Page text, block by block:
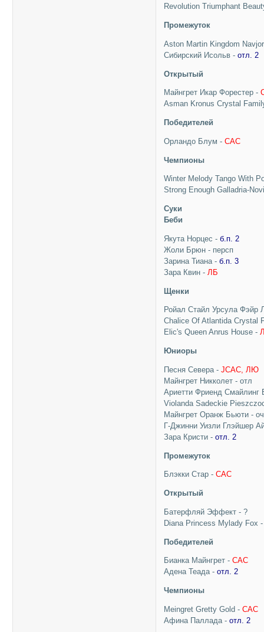
Revolution Triumphant
Промежуток
Aston Martin Kingdom
Сибирский Исольв -отл. 2
Открытый
Майнгрет Икар Форестер -
Asman Kronus Crystal
Победителей
Орландо Блум -CAC
Чемпионы
Winter Melody Tango With
Strong Enough Galladria-
Суки
Беби
Якута Норцес -б.п. 2
Жоли Брюн - персп
Зарина Тиана -б.п. 3
Зара Квин - ЛБ
Щенки
Ройал Стайл Урсула Фэйр
Chalice Of Atlantida Crystal
Elic's Queen Anrus House -
Юниоры
Песня Севера -JCAC, ЛЮ
Майнгрет Никколет - отл
Ариетти Фриенд Смайлинг
Violanda Sadeckie
Майнгрет Оранж Бьюти -
Г-Джинни Уизли Глэйшер
Зара Кристи -отл. 2
Промежуток
Блэкки Стар -САС
Открытый
Батерфляй Эффект - ?
Diana Princess Mylady Fox
Победителей
Бианка Майнгрет -САС
Адена Теада -отл. 2
Чемпионы
Meingret Gretty Gold -САС
Афина Паллада -отл. 2